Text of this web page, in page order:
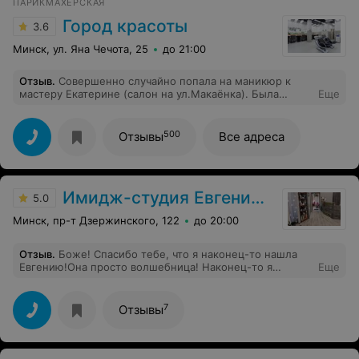
ПАРИКМАХЕРСКАЯ
3.6 Город красоты
Минск, ул. Яна Чечота, 25 до 21:00
Отзыв. Совершенно случайно попала на маникюр к
мастеру Екатерине (салон на ул.Макаёнка). Была
получила отличный результат! Очень аккуратная
работа, приятный собеседник. :) Екатерина учла все
мои прихоти а также особенность моих ногтей.
Отдельно хочу отметить как мастера обрабатывают
(стерилизуют) свой инструмент, для меня это очень
Еще
Отзывы500 Все адреса
5.0 Имидж-студия Евгении Пилеко
Минск, пр-т Дзержинского, 122 до 20:00
Отзыв. Боже! Спасибо тебе, что я наконец-то нашла
Евгению!Она просто волшебница! Наконец-то я
салона на крыльях восторга и любви к себе новой!
Сразу изменила аватарку с новой стрижкой и....За один
день я получила столько комплиментов, сколько не
получала за всю свою жизнь!И я не преувеличиваю! Я
прямо устала отвечать на поток восхищенных
Еще
Отзывы7